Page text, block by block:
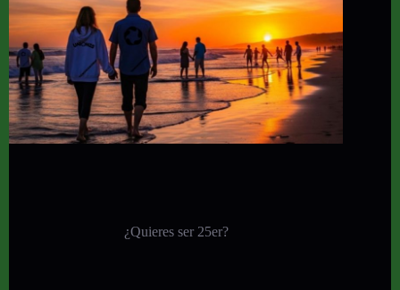
¿Quieres ser 25er?